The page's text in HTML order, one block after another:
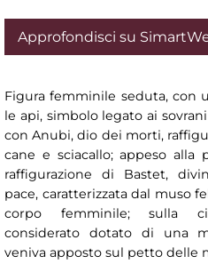
Approfondisci su
Figura femminile seduta, con
le api, simbolo legato ai
con Anubi, dio dei morti,
cane e sciacallo; appeso alla
raffigurazione di Bastet,
pace, caratterizzata dal muso
corpo femminile; sulla
considerato dotato di una
veniva apposto sul petto delle